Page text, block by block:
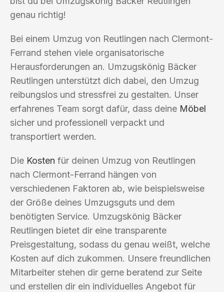
genau richtig!
Bei einem Umzug von Reutlingen nach Clermont-
Ferrand stehen viele organisatorische
Herausforderungen an. Umzugskönig Bäcker
Reutlingen unterstützt dich dabei, den Umzug
reibungslos und stressfrei zu gestalten. Unser
erfahrenes Team sorgt dafür, dass deine Möbel
sicher und professionell verpackt und
transportiert werden.
Die Kosten für deinen Umzug von Reutlingen
nach Clermont-Ferrand hängen von
verschiedenen Faktoren ab, wie beispielsweise
der Größe deines Umzugsguts und dem
benötigten Service. Umzugskönig Bäcker
Reutlingen bietet dir eine transparente
Preisgestaltung, sodass du genau weißt, welche
Kosten auf dich zukommen. Unsere freundlichen
Mitarbeiter stehen dir gerne beratend zur Seite
und erstellen dir ein individuelles Angebot für